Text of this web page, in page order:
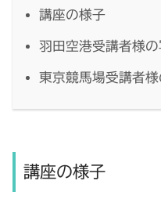
講座の様子
羽田空港受講者様
東京競馬場受講者
講座の様子